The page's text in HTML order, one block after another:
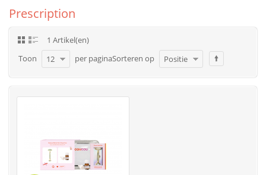
Prescription
1 Artikel(en)
Toon
12 per paginaSorteren op Positie